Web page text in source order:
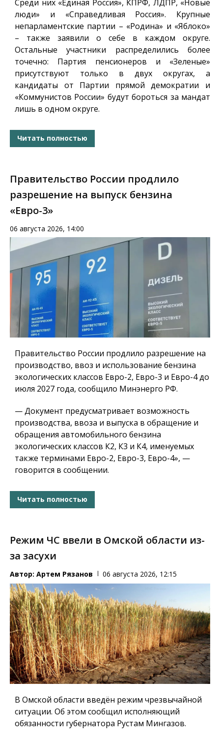
Среди них «Единая Россия», КПРФ, ЛДПР, «Новые
люди» и «Справедливая Россия». Крупные
непарламентские партии – «Родина» и «Яблоко»
– также заявили о себе в каждом округе.
Остальные участники распределились более
точечно: Партия пенсионеров и «Зеленые»
присутствуют только в двух округах, а
кандидаты от Партии прямой демократии и
«Коммунистов России» будут бороться за мандат
лишь в одном округе.
Читать полностью
Правительство России продлило
разрешение на выпуск бензина
«Евро-3»
06 августа 2026, 14:00
Правительство России продлило разрешение на
производство, ввоз и использование бензина
экологических классов Евро-2, Евро-3 и Евро-4 до
июля 2027 года, сообщило Минэнерго РФ.
— Документ предусматривает возможность
производства, ввоза и выпуска в обращение и
обращения автомобильного бензина
экологических классов К2, К3 и К4, именуемых
также терминами Евро-2, Евро-3, Евро-4», —
говорится в сообщении.
Читать полностью
Режим ЧС ввели в Омской области из-
за засухи
Автор: Артем Рязанов 06 августа 2026, 12:15
В Омской области введён режим чрезвычайной
ситуации. Об этом сообщил исполняющий
обязанности губернатора Рустам Мингазов.